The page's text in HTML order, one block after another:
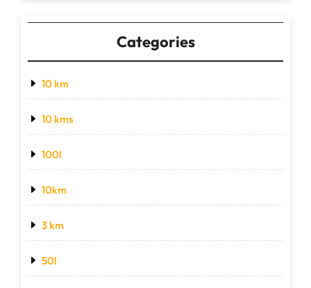
Categories
10 km
10 kms
100l
10km
3 km
50l